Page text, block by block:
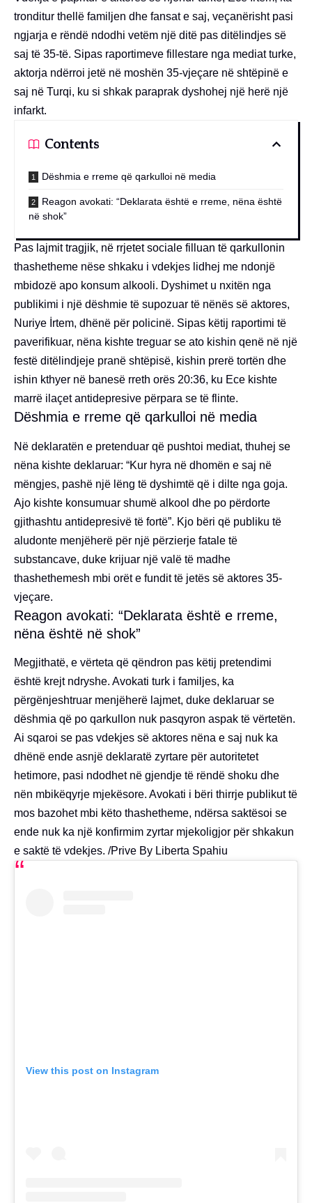
tronditur thellë familjen dhe fansat e saj, veçanërisht pasi
ngjarja e rëndë ndodhi vetëm një ditë pas ditëlindjes së
saj të 35-të. Sipas raportimeve fillestare nga mediat turke,
aktorja ndërroi jetë në moshën 35-vjeçare në shtëpinë e
saj në Turqi, ku si shkak paraprak dyshohej një herë një
infarkt.
Contents
Dëshmia e rreme që qarkulloi në media
Reagon avokati: “Deklarata është e rreme, nëna është
në shok”
Pas lajmit tragjik, në rrjetet sociale filluan të qarkullonin
thashetheme nëse shkaku i vdekjes lidhej me ndonjë
mbidozë apo konsum alkooli. Dyshimet u nxitën nga
publikimi i një dëshmie të supozuar të nënës së aktores,
Nuriye İrtem, dhënë për policinë. Sipas këtij raportimi të
paverifikuar, nëna kishte treguar se ato kishin qenë në një
festë ditëlindjeje pranë shtëpisë, kishin prerë tortën dhe
ishin kthyer në banesë rreth orës 20:36, ku Ece kishte
marrë ilaçet antidepresive përpara se të flinte.
Dëshmia e rreme që qarkulloi në media
Në deklaratën e pretenduar që pushtoi mediat, thuhej se
nëna kishte deklaruar: “Kur hyra në dhomën e saj në
mëngjes, pashë një lëng të dyshimtë që i dilte nga goja.
Ajo kishte konsumuar shumë alkool dhe po përdorte
gjithashtu antidepresivë të fortë”. Kjo bëri që publiku të
aludonte menjëherë për një përzierje fatale të
substancave, duke krijuar një valë të madhe
thashethemesh mbi orët e fundit të jetës së aktores 35-
vjeçare.
Reagon avokati: “Deklarata është e rreme,
nëna është në shok”
Megjithatë, e vërteta që qëndron pas këtij pretendimi
është krejt ndryshe. Avokati turk i familjes, ka
përgënjeshtruar menjëherë lajmet, duke deklaruar se
dëshmia që po qarkullon nuk pasqyron aspak të vërtetën.
Ai sqaroi se pas vdekjes së aktores nëna e saj nuk ka
dhënë ende asnjë deklaratë zyrtare për autoritetet
hetimore, pasi ndodhet në gjendje të rëndë shoku dhe
nën mbikëqyrje mjekësore. Avokati i bëri thirrje publikut të
mos bazohet mbi këto thashetheme, ndërsa saktësoi se
ende nuk ka një konfirmim zyrtar mjekoligjor për shkakun
e saktë të vdekjes. /Prive By Liberta Spahiu
View this post on Instagram